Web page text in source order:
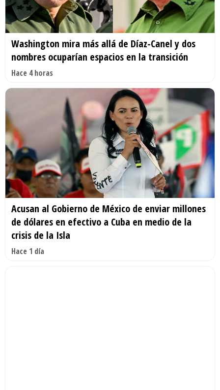
Washington mira más allá de Díaz-Canel y dos
nombres ocuparían espacios en la transición
Hace 4 horas
Acusan al Gobierno de México de enviar millones
de dólares en efectivo a Cuba en medio de la
crisis de la Isla
Hace 1 día